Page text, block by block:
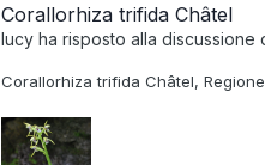
Corallorhiza trifida Châtel
lucy ha risposto alla discussione
Corallorhiza trifida Châtel,